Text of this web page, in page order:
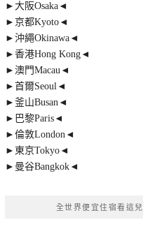
►大阪Osaka◄
►京都Kyoto◄
►沖繩Okinawa◄
►香港Hong Kong◄
►澳門Macau◄
►首爾Seoul◄
►釜山Busan◄
►巴黎Paris◄
►倫敦London◄
►東京Tokyo◄
►曼谷Bangkok◄
全世界便宜住宿看這兒